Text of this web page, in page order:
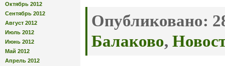
Октябрь 2012
Сентябрь 2012
Август 2012
Июль 2012
Июнь 2012
Май 2012
Апрель 2012
Опубликовано:
Балаково,